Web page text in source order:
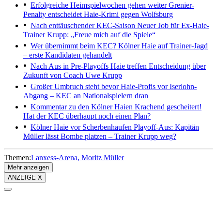
Erfolgreiche Heimspielwochen gehen weiterGrenier-
Penalty entscheidet Haie-Krimi gegen Wolfsburg
Nach enttäuschender KEC-Saison Neuer Job für Ex-Haie-
Trainer Krupp: „Freue mich auf die Spiele“
Wer übernimmt beim KEC? Kölner Haie auf Trainer-Jagd
– erste Kandidaten gehandelt
Nach Aus in Pre-Playoffs Haie treffen Entscheidung über
Zukunft von Coach Uwe Krupp
Großer Umbruch steht bevorHaie-Profis vor Iserlohn-
Abgang – KEC an Nationalspielern dran
Kommentar zu den Kölner Haien Krachend gescheitert!
Hat der KEC überhaupt noch einen Plan?
Kölner Haie vor Scherbenhaufen Playoff-Aus: Kapitän
Müller lässt Bombe platzen – Trainer Krupp weg?
Themen:Lanxess-Arena Moritz Müller
Mehr anzeigen
ANZEIGE X